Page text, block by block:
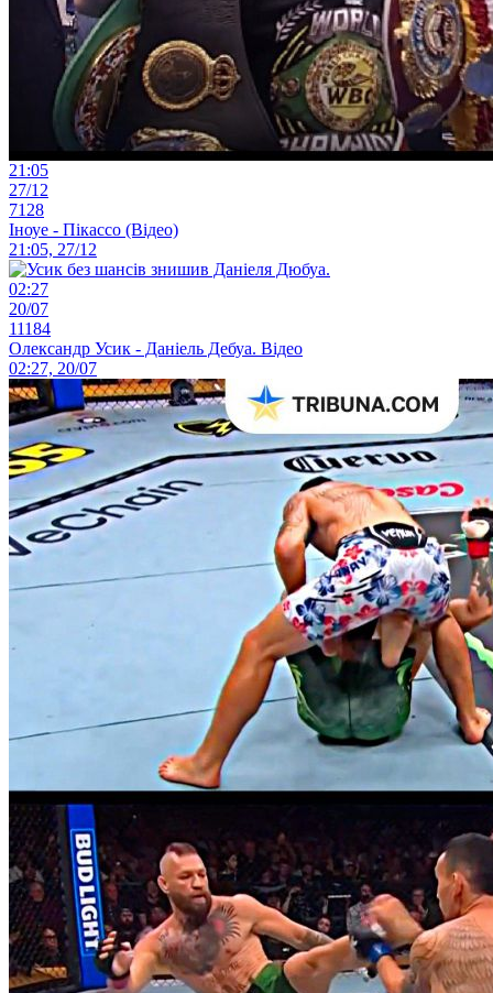
21:05
27/12
7128
Іноуе - Пікассо (Відео)
21:05, 27/12
02:27
20/07
11184
Олександр Усик - Даніель Дебуа. Відео
02:27, 20/07